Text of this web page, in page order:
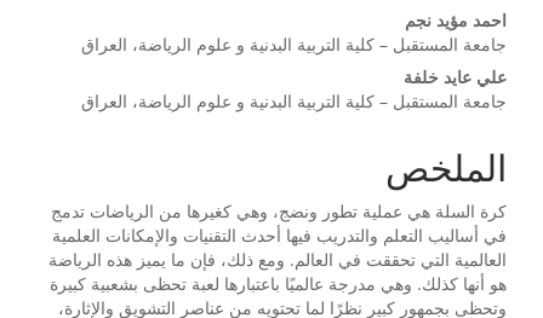
احمد مؤيد نجم
جامعة المستقبل – كلية التربية البدنية و علوم الرياضة، العراق
علي عايد خلفة
جامعة المستقبل – كلية التربية البدنية و علوم الرياضة، العراق
الملخص
كرة السلة هي عملية تطور ونضج، وهي كغيرها من الرياضات تدمج
في أساليب التعلم والتدريب فيها أحدث التقنيات والإمكانات العلمية
العالمية التي تحققت في العالم. ومع ذلك، فإن ما يميز هذه الرياضة
هو أنها كذلك. وهي مدرجة عالميًا باعتبارها لعبة تحظى بشعبية كبيرة
وتحظى بجمهور كبير نظرًا لما تحتويه من عناصر التشويق والإثارة،